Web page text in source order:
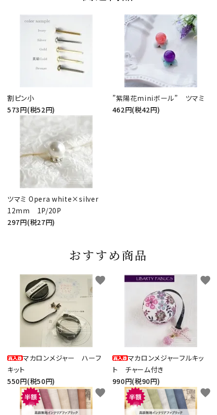
割ピン小
573円(税52円)
”紫陽花miniボール” ツマミ
462円(税42円)
ツマミ Opera white×silver
12mm 1P/20P
297円(税27円)
おすすめ商品
マカロンメジャー ハーフ
キット
550円(税50円)
favorite
マカロンメジャーフルキッ
ト チャーム付き
990円(税90円)
favorite
favorite favorite